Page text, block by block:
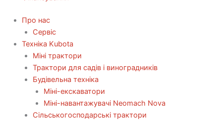
Про нас
Сервіс
Технiка Kubota
Міні трактори
Трактори для садів і виноградників
Будівельна техніка
Міні-екскаватори
Міні-навантажувачі Neomach Nova
Сільськогосподарські трактори